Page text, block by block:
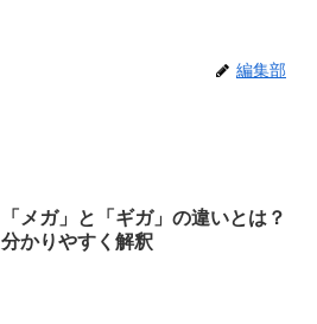
編集部
「メガ」と「ギガ」の違いとは？
分かりやすく解釈